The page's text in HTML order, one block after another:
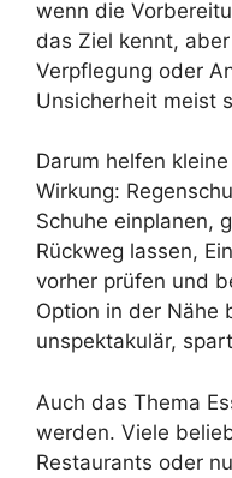
wenn die
das Ziel kennt,
Verpflegung oder
Unsicherheit meist
Darum helfen
Wirkung:
Schuhe einplanen,
Rückweg lassen,
vorher prüfen und
Option in der Nähe
unspektakulär,
Auch das Thema
werden. Viele
Restaurants oder